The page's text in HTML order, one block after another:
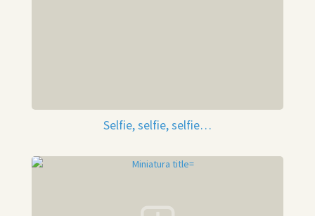
Selfie, selfie, selfie…